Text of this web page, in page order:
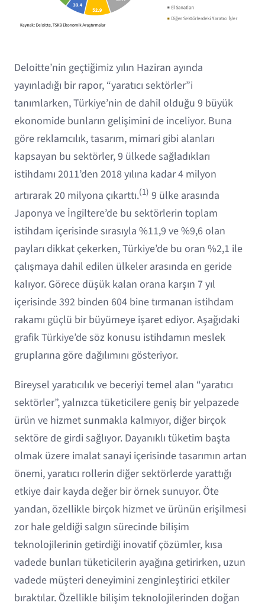
Deloitte’nin geçtiğimiz yılın Haziran ayında
yayınladığı bir rapor, “yaratıcı sektörler”i
tanımlarken, Türkiye’nin de dahil olduğu 9 büyük
ekonomide bunların gelişimini de inceliyor. Buna
göre reklamcılık, tasarım, mimari gibi alanları
kapsayan bu sektörler, 9 ülkede sağladıkları
istihdamı 2011’den 2018 yılına kadar 4 milyon
artırarak 20 milyona çıkarttı.(1) 9 ülke arasında
Japonya ve İngiltere’de bu sektörlerin toplam
istihdam içerisinde sırasıyla %11,9 ve %9,6 olan
payları dikkat çekerken, Türkiye’de bu oran %2,1 ile
çalışmaya dahil edilen ülkeler arasında en geride
kalıyor. Görece düşük kalan orana karşın 7 yıl
içerisinde 392 binden 604 bine tırmanan istihdam
rakamı güçlü bir büyümeye işaret ediyor. Aşağıdaki
grafik Türkiye’de söz konusu istihdamın meslek
gruplarına göre dağılımını gösteriyor.
Bireysel yaratıcılık ve beceriyi temel alan “yaratıcı
sektörler”, yalnızca tüketicilere geniş bir yelpazede
ürün ve hizmet sunmakla kalmıyor, diğer birçok
sektöre de girdi sağlıyor. Dayanıklı tüketim başta
olmak üzere imalat sanayi içerisinde tasarımın artan
önemi, yaratıcı rollerin diğer sektörlerde yarattığı
etkiye dair kayda değer bir örnek sunuyor. Öte
yandan, özellikle birçok hizmet ve ürünün erişilmesi
zor hale geldiği salgın sürecinde bilişim
teknolojilerinin getirdiği inovatif çözümler, kısa
vadede bunları tüketicilerin ayağına getirirken, uzun
vadede müşteri deneyimini zenginleştirici etkiler
bıraktılar. Özellikle bilişim teknolojilerinden doğan